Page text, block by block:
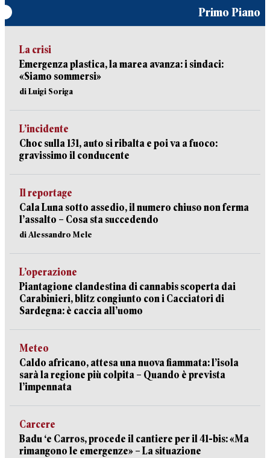
Primo Piano
La crisi
Emergenza plastica, la marea avanza: i sindaci:
«Siamo sommersi»
di Luigi Soriga
L’incidente
Choc sulla 131, auto si ribalta e poi va a fuoco:
gravissimo il conducente
Il reportage
Cala Luna sotto assedio, il numero chiuso non ferma
l’assalto – Cosa sta succedendo
di Alessandro Mele
L’operazione
Piantagione clandestina di cannabis scoperta dai
Carabinieri, blitz congiunto con i Cacciatori di
Sardegna: è caccia all’uomo
Meteo
Caldo africano, attesa una nuova fiammata: l’isola
sarà la regione più colpita – Quando è prevista
l’impennata
Carcere
Badu ‘e Carros, procede il cantiere per il 41-bis: «Ma
rimangono le emergenze» – La situazione